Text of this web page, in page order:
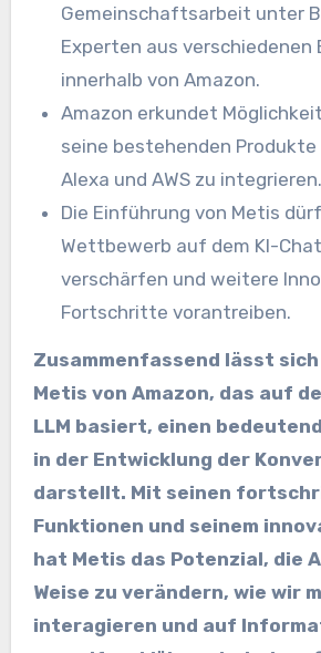
Gemeinschaftsarbeit unter
Experten aus verschiedenen
innerhalb von Amazon.
Amazon erkundet
seine bestehenden
Alexa und AWS zu integrieren.
Die Einführung von Metis
Wettbewerb auf dem KI-
verschärfen und weitere
Fortschritte vorantreiben.
Zusammenfassend lässt
Metis von Amazon, das auf
LLM basiert, einen
in der Entwicklung der
darstellt. Mit seinen
Funktionen und seinem
hat Metis das Potenzial, die
Weise zu verändern, wie wir
interagieren und auf